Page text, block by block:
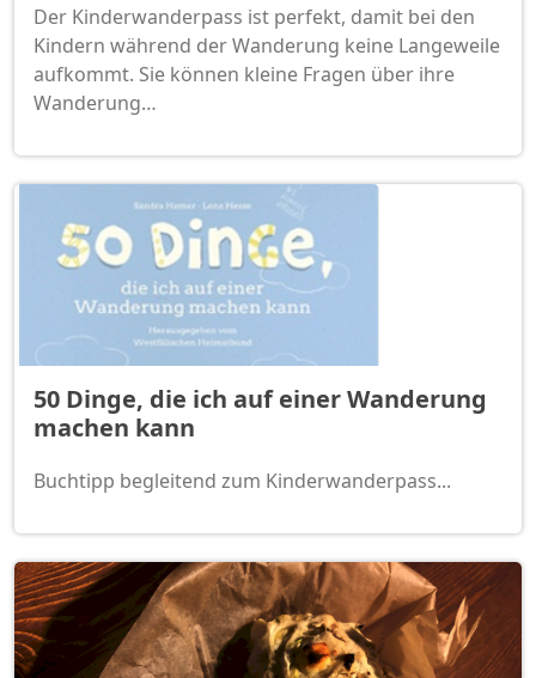
Der Kinderwanderpass ist perfekt, damit bei den
Kindern während der Wanderung keine Langeweile
aufkommt. Sie können kleine Fragen über ihre
Wanderung…
50 Dinge, die ich auf einer Wanderung
machen kann
Buchtipp begleitend zum Kinderwanderpass...